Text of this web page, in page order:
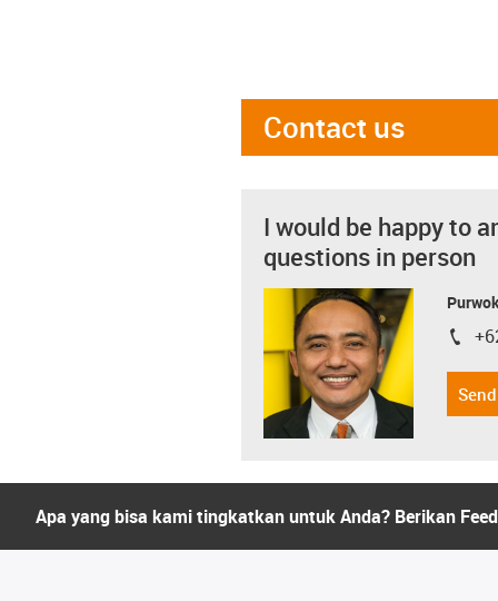
Contact us
I would be happy to
questions in person
igus-
Apa yang bisa kami tingkatkan untuk Anda? Berikan